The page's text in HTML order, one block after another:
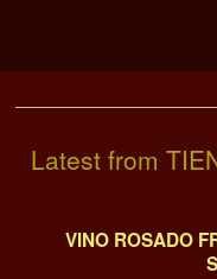
Latest from
VINO ROSADO